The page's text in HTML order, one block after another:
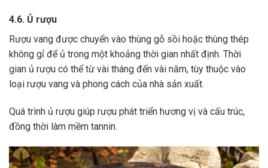
4.6. Ủ rượu
Rượu vang được chuyển vào thùng gỗ sồi hoặc thùng thép
không gỉ để ủ trong một khoảng thời gian nhất định. Thời
gian ủ rượu có thể từ vài tháng đến vài năm, tùy thuộc vào
loại rượu vang và phong cách của nhà sản xuất.
Quá trình ủ rượu giúp rượu phát triển hương vị và cấu trúc,
đồng thời làm mềm tannin.